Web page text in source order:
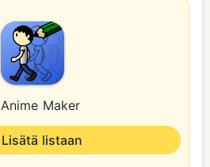
Anime Maker
Lisätä listaan